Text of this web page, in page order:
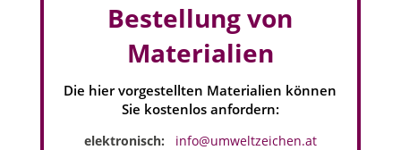
Bestellung von
Materialien
Die hier vorgestellten Materialien können
Sie kostenlos anfordern:
elektronisch: info@umweltzeichen.at